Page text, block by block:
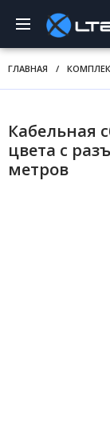
ГЛАВНАЯ /
Кабельная
цвета с
метров